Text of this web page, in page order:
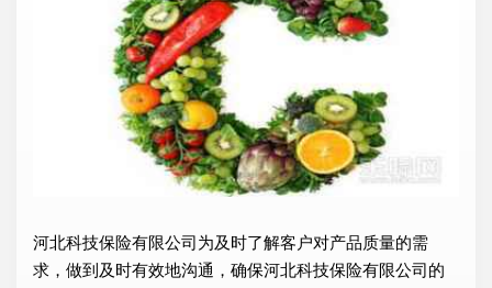
河北科技保险有限公司为及时了解客户对产品质量的需
求，做到及时有效地沟通，确保河北科技保险有限公司的